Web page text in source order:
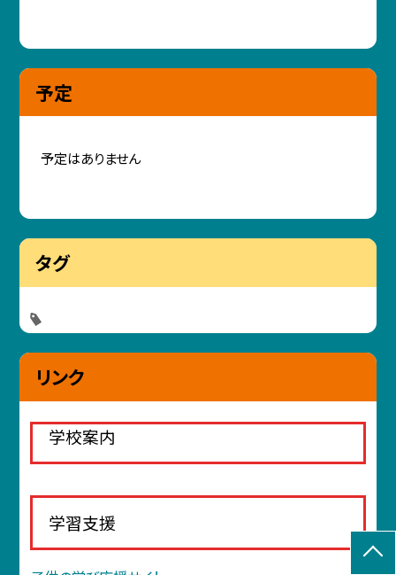
予定
予定はありません
タグ
リンク
学校案内
学習支援